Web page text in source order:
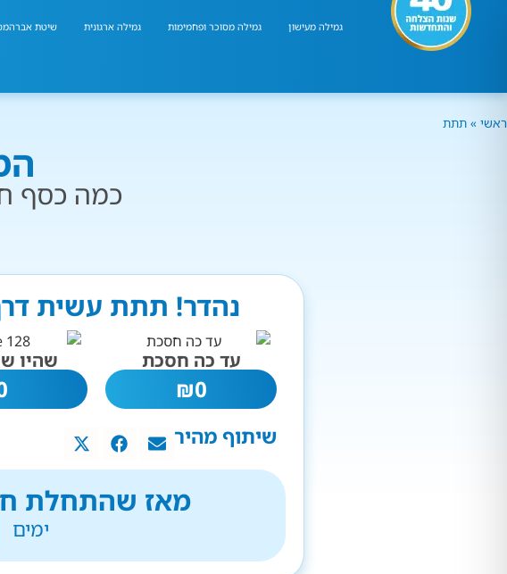
גמילה מעישון גמילה מסוכר ופחמימות גמילה ארגונית שיטת
ראשי » תתת
כמה כסף
נהדר! תתת עשית
עד כה חסכת
0
₪
שהיו
שיתוף מהיר
מאז שהתחלת
ימים